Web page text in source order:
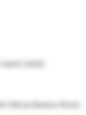
Lanús)
Clínicas Buenos Aires)